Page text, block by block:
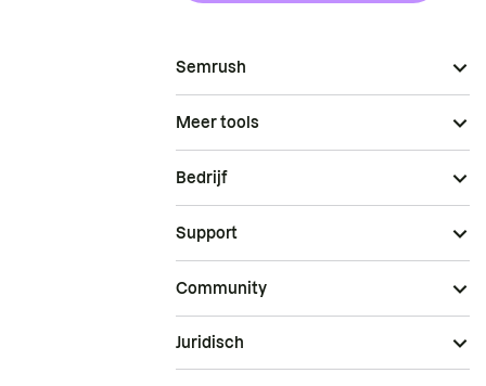
Semrush
Meer tools
Bedrijf
Support
Community
Juridisch